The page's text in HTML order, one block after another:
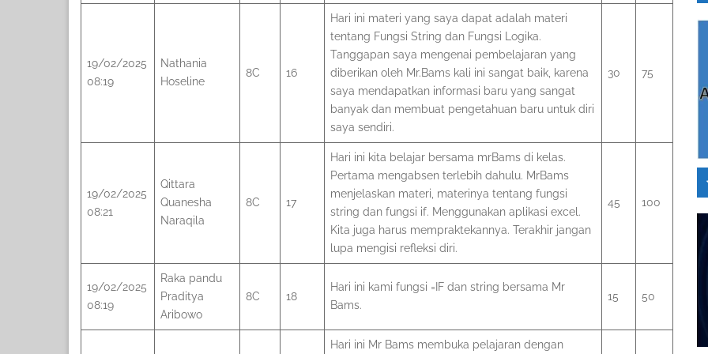
19/02/2025
08:19
Nathania
Hoseline
8C 16
Hari ini materi yang saya dapat adalah materi
tentang Fungsi String dan Fungsi Logika.
Tanggapan saya mengenai pembelajaran yang
diberikan oleh Mr.Bams kali ini sangat baik, karena
saya mendapatkan informasi baru yang sangat
banyak dan membuat pengetahuan baru untuk diri
saya sendiri.
30 75
19/02/2025
08:21
Qittara
Quanesha
Naraqila
8C 17
Hari ini kita belajar bersama mrBams di kelas.
Pertama mengabsen terlebih dahulu. MrBams
menjelaskan materi, materinya tentang fungsi
string dan fungsi if. Menggunakan aplikasi excel.
Kita juga harus mempraktekannya. Terakhir jangan
lupa mengisi refleksi diri.
45 100
19/02/2025
08:19
Raka pandu
Praditya
Aribowo
8C 18
Hari ini kami fungsi =IF dan string bersama Mr
Bams.
15 50
Hari ini Mr Bams membuka pelajaran dengan